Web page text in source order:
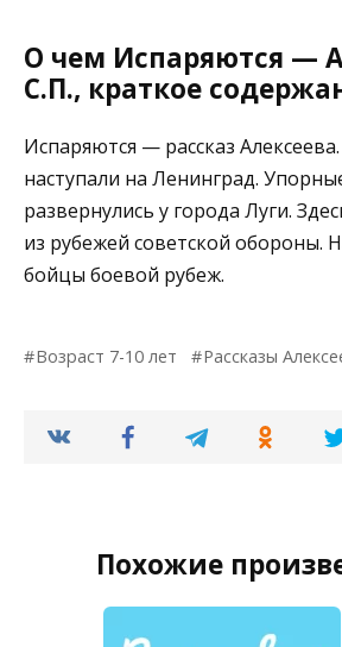
О чем Испаряются —
С.П., краткое
Испаряются — рассказ
наступали на Ленинград.
развернулись у города Луги.
из рубежей советской обороны.
бойцы боевой рубеж.
Возраст 7-10 лет Рассказы
Похожие